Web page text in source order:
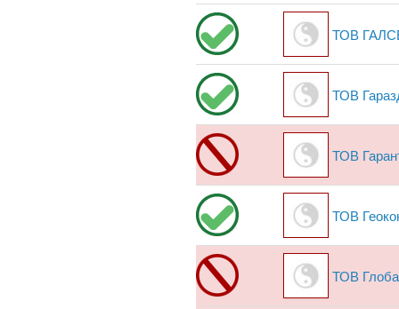
ТОВ
ТОВ
ТОВ
ТОВ
ТОВ